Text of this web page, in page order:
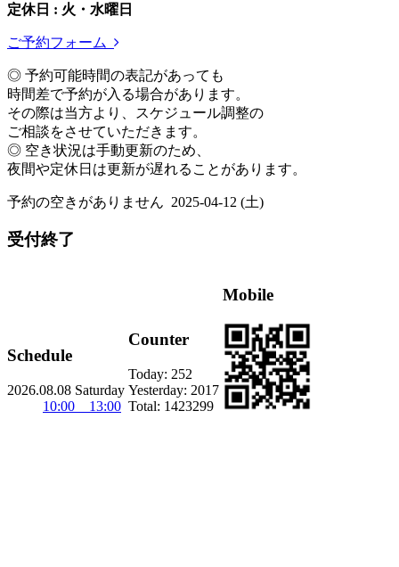
定休日 : 火・水曜日
ご予約フォーム
◎ 予約可能時間の表記があっても
時間差で予約が入る場合があります。
その際は当方より、スケジュール調整の
ご相談をさせていただきます。
◎ 空き状況は手動更新のため、
夜間や定休日は更新が遅れることがあります。
予約の空きがありません 2025-04-12 (土)
受付終了
Schedule
2026.08.08 Saturday
10:00 13:00
Counter
Today: 252
Yesterday: 2017
Total: 1423299
Mobile